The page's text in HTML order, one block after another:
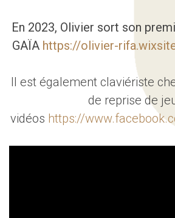
En 2023, Olivier sort son
GAÏA https://olivier-
Il est également claviériste
de reprise de
vidéos https://